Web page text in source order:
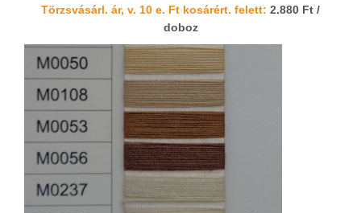
Törzsvásárl. ár, v. 10 e. Ft kosárért. felett: 2.880 Ft /
doboz